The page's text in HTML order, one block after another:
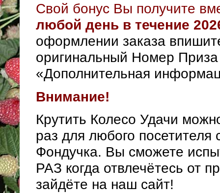
Свой бонус Вы получите
любой день в течение
оформлении заказа
оригинальный Номер
«Дополнительная
Внимание!
Крутить Колесо Удачи
раз для любого посетителя
Фондучка. Вы сможете
РАЗ когда отвлечётесь от
зайдёте на наш сайт!